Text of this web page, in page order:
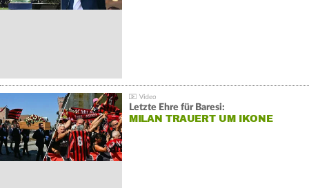
Letzte Ehre für Baresi:
MILAN TRAUERT UM IKONE